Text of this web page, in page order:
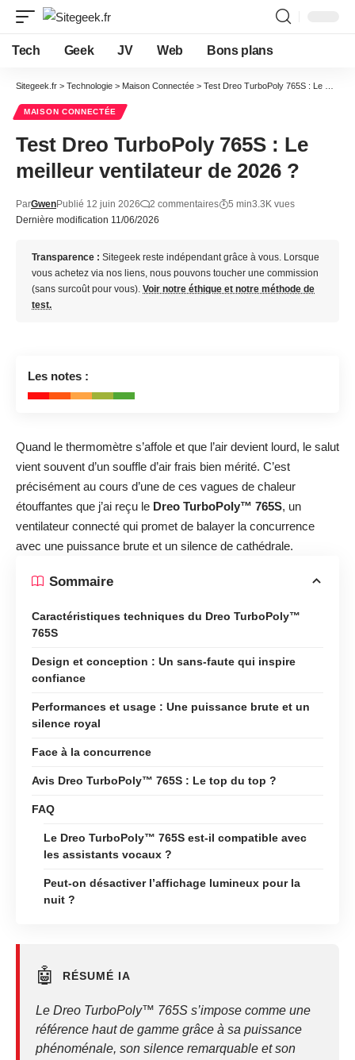
Tech Geek JV Web Bons plans
Sitegeek.fr > Technologie > Maison Connectée > Test Dreo TurboPoly 765S : Le meilleur ventilateur de 2026 ?
MAISON CONNECTÉE
Test Dreo TurboPoly 765S : Le
meilleur ventilateur de 2026 ?
Dernière modification 11/06/2026
ParGwenPublié 12 juin 2026 2 commentaires 5 min3.3K vues
Transparence : Sitegeek reste indépendant grâce à vous. Lorsque
vous achetez via nos liens, nous pouvons toucher une commission
(sans surcoût pour vous). Voir notre éthique et notre méthode de
test.
Les notes :
Quand le thermomètre s’affole et que l’air devient lourd, le salut
vient souvent d’un souffle d’air frais bien mérité. C’est
précisément au cours d’une de ces vagues de chaleur
étouffantes que j’ai reçu le Dreo TurboPoly™ 765S, un
ventilateur connecté qui promet de balayer la concurrence
avec une puissance brute et un silence de cathédrale.
Sommaire
Caractéristiques techniques du Dreo TurboPoly™
765S
Design et conception : Un sans-faute qui inspire
confiance
Performances et usage : Une puissance brute et un
silence royal
Face à la concurrence
Avis Dreo TurboPoly™ 765S : Le top du top ?
FAQ
Le Dreo TurboPoly™ 765S est-il compatible avec
les assistants vocaux ?
Peut-on désactiver l’affichage lumineux pour la
nuit ?
🤖 RÉSUMÉ IA
Le Dreo TurboPoly™ 765S s’impose comme une
référence haut de gamme grâce à sa puissance
phénoménale, son silence remarquable et son